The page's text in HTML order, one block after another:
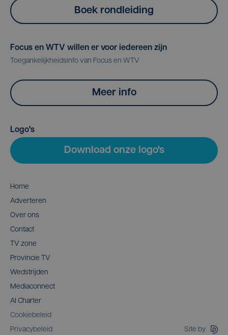
Boek rondleiding
Focus en WTV willen er voor iedereen zijn
Toegankelijkheidsinfo van Focus en WTV
Meer info
Logo's
Download onze logo's
Home
Adverteren
Over ons
Contact
TV zone
Provincie TV
Wedstrijden
Mediaconnect
AI Charter
Cookiebeleid
Privacybeleid
Site by